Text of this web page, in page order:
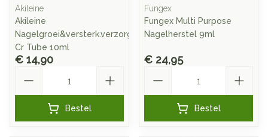
Akileine
Akileine
Nagelgroei&versterk.verzorg.
Cr Tube 10ml
€ 14,90
Bestel
Fungex
Fungex Multi Purpose
Nagelherstel 9ml
€ 24,95
Bestel